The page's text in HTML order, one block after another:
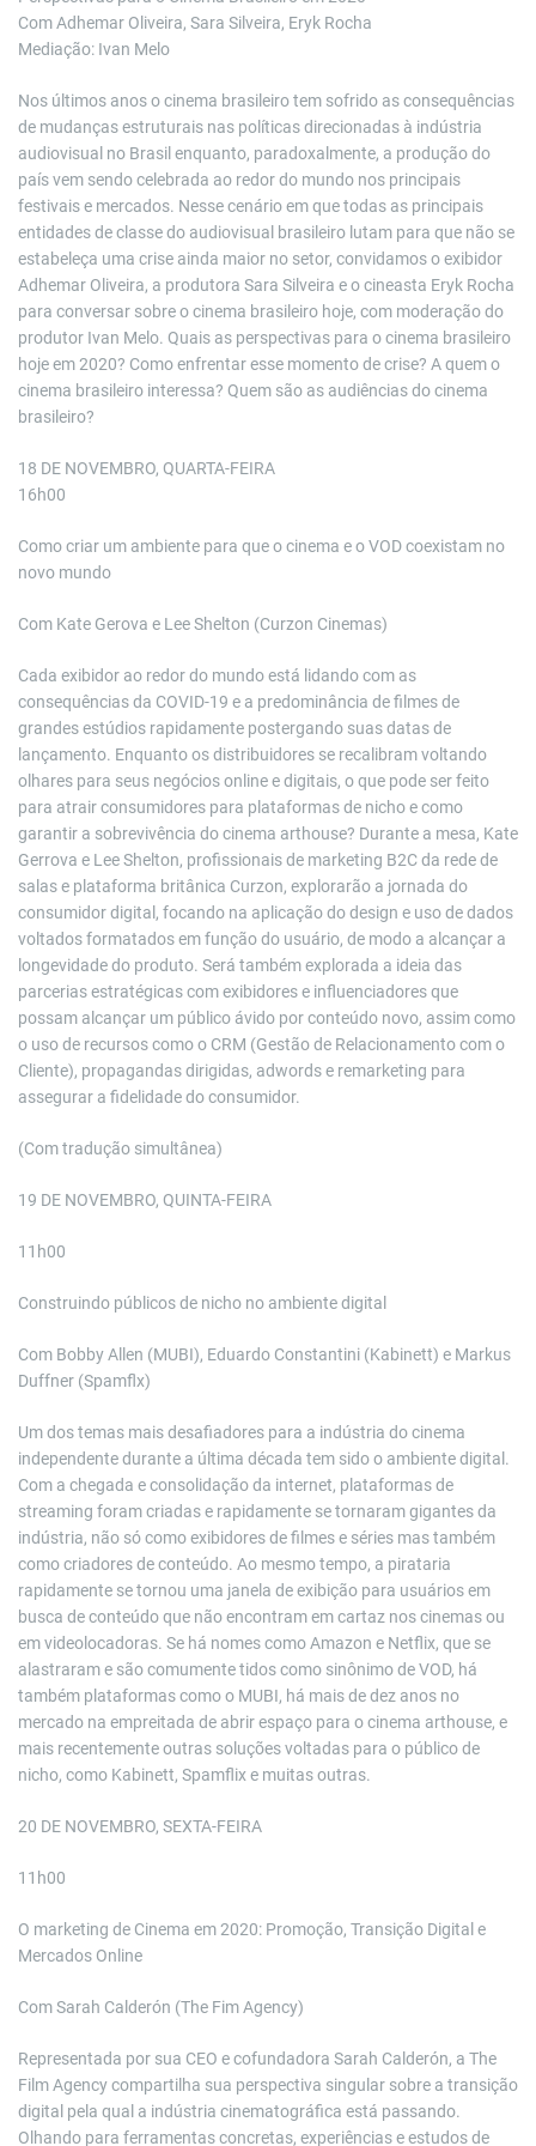
Com Adhemar Oliveira, Sara Silveira, Eryk Rocha
Mediação: Ivan Melo
Nos últimos anos o cinema brasileiro tem sofrido as consequências
de mudanças estruturais nas políticas direcionadas à indústria
audiovisual no Brasil enquanto, paradoxalmente, a produção do
país vem sendo celebrada ao redor do mundo nos principais
festivais e mercados. Nesse cenário em que todas as principais
entidades de classe do audiovisual brasileiro lutam para que não se
estabeleça uma crise ainda maior no setor, convidamos o exibidor
Adhemar Oliveira, a produtora Sara Silveira e o cineasta Eryk Rocha
para conversar sobre o cinema brasileiro hoje, com moderação do
produtor Ivan Melo. Quais as perspectivas para o cinema brasileiro
hoje em 2020? Como enfrentar esse momento de crise? A quem o
cinema brasileiro interessa? Quem são as audiências do cinema
brasileiro?
18 DE NOVEMBRO, QUARTA-FEIRA
16h00
Como criar um ambiente para que o cinema e o VOD coexistam no
novo mundo
Com Kate Gerova e Lee Shelton (Curzon Cinemas)
Cada exibidor ao redor do mundo está lidando com as
consequências da COVID-19 e a predominância de filmes de
grandes estúdios rapidamente postergando suas datas de
lançamento. Enquanto os distribuidores se recalibram voltando
olhares para seus negócios online e digitais, o que pode ser feito
para atrair consumidores para plataformas de nicho e como
garantir a sobrevivência do cinema arthouse? Durante a mesa, Kate
Gerrova e Lee Shelton, profissionais de marketing B2C da rede de
salas e plataforma britânica Curzon, explorarão a jornada do
consumidor digital, focando na aplicação do design e uso de dados
voltados formatados em função do usuário, de modo a alcançar a
longevidade do produto. Será também explorada a ideia das
parcerias estratégicas com exibidores e influenciadores que
possam alcançar um público ávido por conteúdo novo, assim como
o uso de recursos como o CRM (Gestão de Relacionamento com o
Cliente), propagandas dirigidas, adwords e remarketing para
assegurar a fidelidade do consumidor.
(Com tradução simultânea)
19 DE NOVEMBRO, QUINTA-FEIRA
11h00
Construindo públicos de nicho no ambiente digital
Com Bobby Allen (MUBI), Eduardo Constantini (Kabinett) e Markus
Duffner (Spamflx)
Um dos temas mais desafiadores para a indústria do cinema
independente durante a última década tem sido o ambiente digital.
Com a chegada e consolidação da internet, plataformas de
streaming foram criadas e rapidamente se tornaram gigantes da
indústria, não só como exibidores de filmes e séries mas também
como criadores de conteúdo. Ao mesmo tempo, a pirataria
rapidamente se tornou uma janela de exibição para usuários em
busca de conteúdo que não encontram em cartaz nos cinemas ou
em videolocadoras. Se há nomes como Amazon e Netflix, que se
alastraram e são comumente tidos como sinônimo de VOD, há
também plataformas como o MUBI, há mais de dez anos no
mercado na empreitada de abrir espaço para o cinema arthouse, e
mais recentemente outras soluções voltadas para o público de
nicho, como Kabinett, Spamflix e muitas outras.
20 DE NOVEMBRO, SEXTA-FEIRA
11h00
O marketing de Cinema em 2020: Promoção, Transição Digital e
Mercados Online
Com Sarah Calderón (The Fim Agency)
Representada por sua CEO e cofundadora Sarah Calderón, a The
Film Agency compartilha sua perspectiva singular sobre a transição
digital pela qual a indústria cinematográfica está passando.
Olhando para ferramentas concretas, experiências e estudos de